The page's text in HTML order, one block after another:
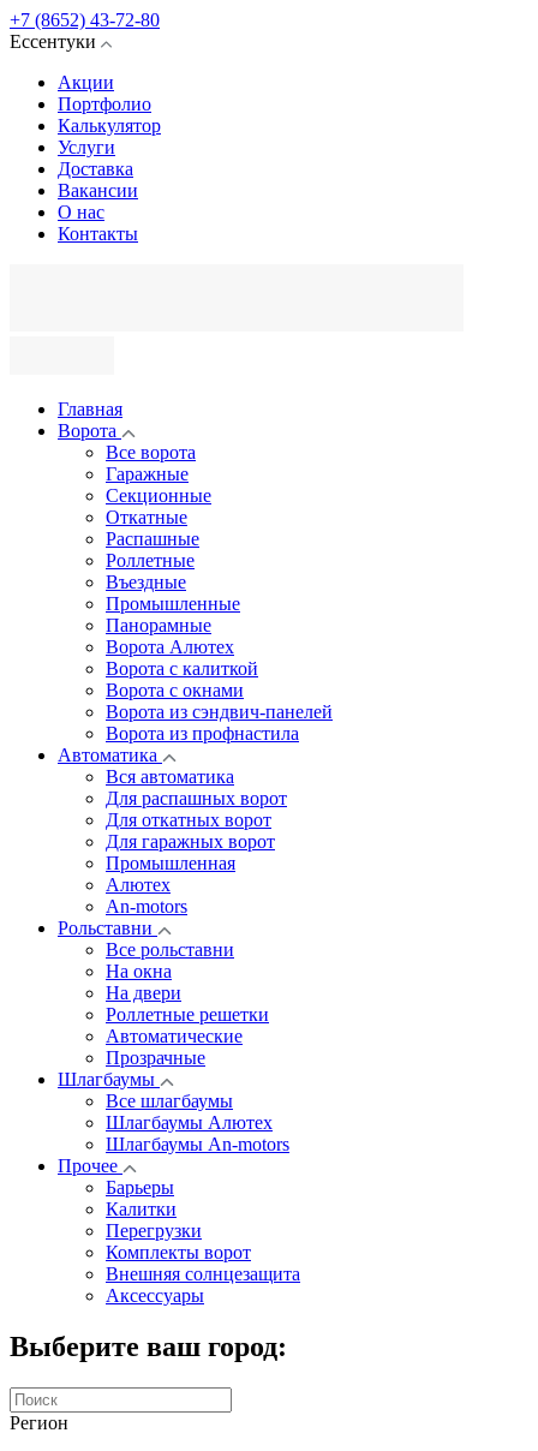
+7 (8652) 43-72-80
Ессентуки
Акции
Портфолио
Калькулятор
Услуги
Доставка
Вакансии
О нас
Контакты
Главная
Ворота
Все ворота
Гаражные
Секционные
Откатные
Распашные
Роллетные
Въездные
Промышленные
Панорамные
Ворота Алютех
Ворота с калиткой
Ворота c окнами
Ворота из сэндвич-панелей
Ворота из профнастила
Автоматика
Вся автоматика
Для распашных ворот
Для откатных ворот
Для гаражных ворот
Промышленная
Алютех
An-motors
Рольставни
Все рольставни
На окна
На двери
Роллетные решетки
Автоматические
Прозрачные
Шлагбаумы
Все шлагбаумы
Шлагбаумы Алютех
Шлагбаумы An-motors
Прочее
Барьеры
Калитки
Перегрузки
Комплекты ворот
Внешняя солнцезащита
Аксессуары
Выберите ваш город:
Регион